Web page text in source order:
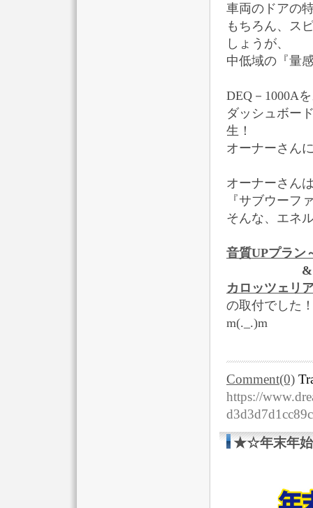
車両のドアの
もちろん、ス
しょうが、
中低域の『量
DEQ－1000A
ダッシュボー
生！
オーナーさん
オーナーさん
『サブウー
そんな、エネ
音質UPプラン
&
カロッツェリ
の取付でした
m(._.)m
Comment(0)
https://
★☆年末年